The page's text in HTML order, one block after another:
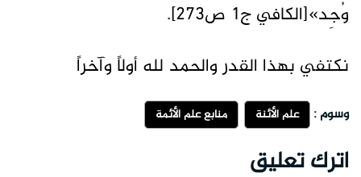
وُجِد»[الكافي ج1 ص273].
نكتفي بهذا القدر والحمد لله أولاً وآخراً
وسوم : علم الأئنة منابع علم الأئمة
اترك تعليق